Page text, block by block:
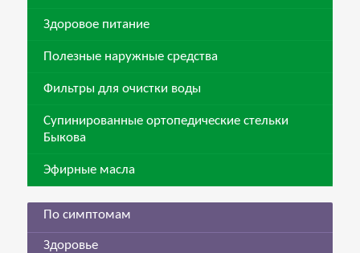
Здоровое питание
Полезные наружные средства
Фильтры для очистки воды
Супинированные ортопедические стельки
Быкова
Эфирные масла
По симптомам
Здоровье